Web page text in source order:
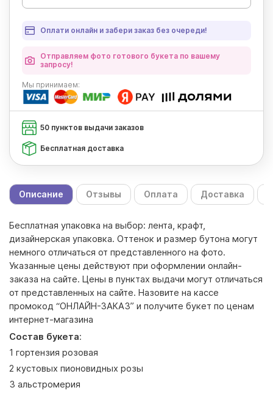
Оплати онлайн и забери заказ без очереди!
Отправляем фото готового букета по вашему
запросу!
Мы принимаем:
50 пунктов выдачи заказов
Бесплатная доставка
Описание Отзывы Оплата Доставка
Бесплатная упаковка на выбор: лента, крафт,
дизайнерская упаковка. Оттенок и размер бутона могут
немного отличаться от представленного на фото.
Указанные цены действуют при оформлении онлайн-
заказа на сайте. Цены в пунктах выдачи могут отличаться
от представленных на сайте. Назовите на кассе
промокод “ОНЛАЙН-ЗАКАЗ” и получите букет по ценам
интернет-магазина
Состав букета:
1 гортензия розовая
2 кустовых пионовидных розы
3 альстромерия